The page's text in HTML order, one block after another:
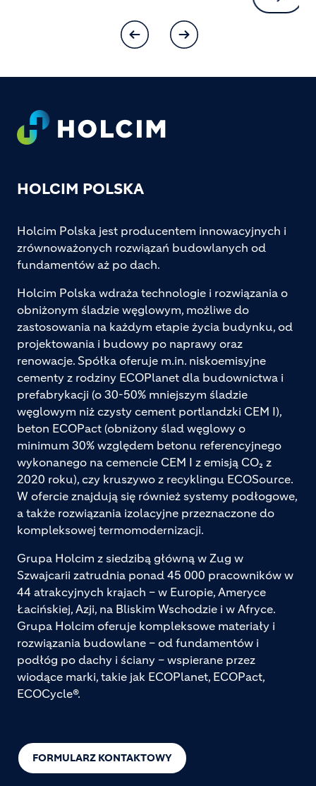
Footer
HOLCIM POLSKA
FORMULARZ KONTAKTOWY
Holcim Polska jest producentem innowacyjnych i
zrównoważonych rozwiązań budowlanych od
fundamentów aż po dach.
Holcim Polska wdraża technologie i rozwiązania o
obniżonym śladzie węglowym, możliwe do
zastosowania na każdym etapie życia budynku, od
projektowania i budowy po naprawy oraz
renowacje. Spółka oferuje m.in. niskoemisyjne
cementy z rodziny ECOPlanet dla budownictwa i
prefabrykacji (o 30-50% mniejszym śladzie
węglowym niż czysty cement portlandzki CEM I),
beton ECOPact (obniżony ślad węglowy o
minimum 30% względem betonu referencyjnego
wykonanego na cemencie CEM I z emisją CO₂ z
2020 roku), czy kruszywo z recyklingu ECOSource.
W ofercie znajdują się również systemy podłogowe,
a także rozwiązania izolacyjne przeznaczone do
kompleksowej termomodernizacji.
Grupa Holcim z siedzibą główną w Zug w
Szwajcarii zatrudnia ponad 45 000 pracowników w
44 atrakcyjnych krajach – w Europie, Ameryce
Łacińskiej, Azji, na Bliskim Wschodzie i w Afryce.
Grupa Holcim oferuje kompleksowe materiały i
rozwiązania budowlane – od fundamentów i
podłóg po dachy i ściany – wspierane przez
wiodące marki, takie jak ECOPlanet, ECOPact,
ECOCycle®.